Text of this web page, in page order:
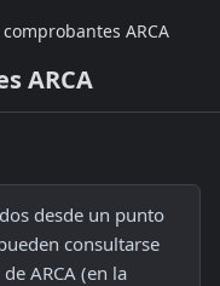
ARCA
ARCA
desde un punto
consultarse
ARCA (en la